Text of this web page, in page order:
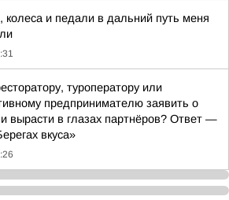
колеса и педали в дальний путь меня
туроператору или
предпринимателю заявить о
вырасти в глазах партнёров? Ответ —
вкуса»